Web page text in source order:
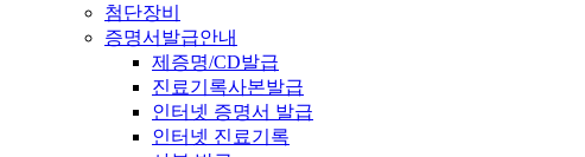
첨단장비
증명서발급안내
제증명/CD발급
진료기록사본발급
인터넷 증명서 발급
인터넷 진료기록